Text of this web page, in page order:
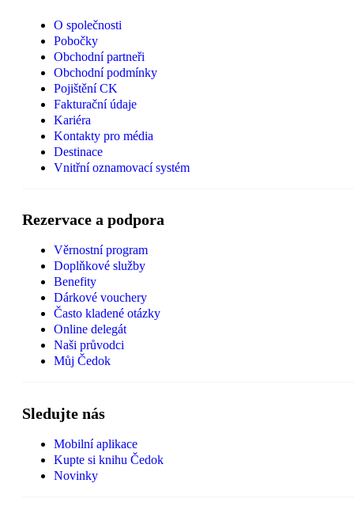
O společnosti
Pobočky
Obchodní partneři
Obchodní podmínky
Pojištění CK
Fakturační údaje
Kariéra
Kontakty pro média
Destinace
Vnitřní oznamovací systém
Rezervace a podpora
Věrnostní program
Doplňkové služby
Benefity
Dárkové vouchery
Často kladené otázky
Online delegát
Naši průvodci
Můj Čedok
Sledujte nás
Mobilní aplikace
Kupte si knihu Čedok
Novinky